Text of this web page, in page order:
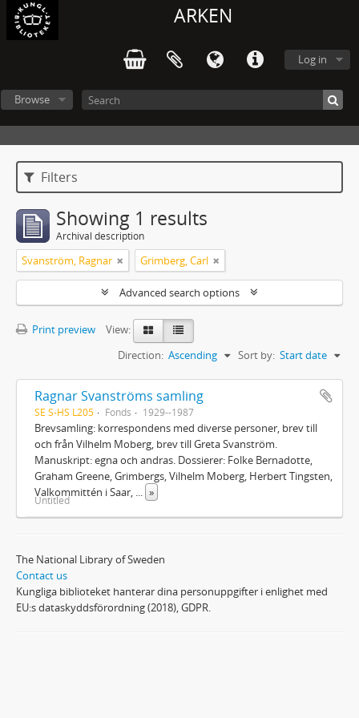
ARKEN
Log in
Browse
Filters
Showing 1 results
Archival description
Svanström, Ragnar Grimberg, Carl
Advanced search options
Print preview
View:
Sort by: Start date
Direction: Ascending
Ragnar Svanströms samling
SE S-HS L205 Fonds 1929--1987
Brevsamling: korrespondens med diverse personer, brev till
och från Vilhelm Moberg, brev till Greta Svanström.
Manuskript: egna och andras. Dossierer: Folke Bernadotte,
Graham Greene, Grimbergs, Vilhelm Moberg, Herbert Tingsten,
Valkommittén i Saar,
»
Untitled
The National Library of Sweden
Contact us
Kungliga biblioteket hanterar dina personuppgifter i enlighet med
EU:s dataskyddsförordning (2018), GDPR.